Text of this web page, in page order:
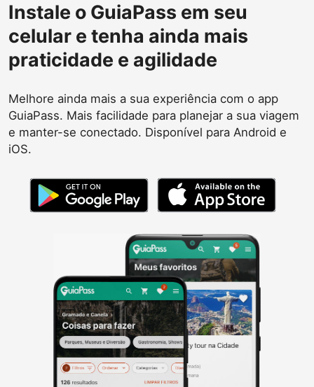
Instale o GuiaPass em seu
celular e tenha ainda mais
praticidade e agilidade
Melhore ainda mais a sua experiência com o app
GuiaPass. Mais facilidade para planejar a sua viagem
e manter-se conectado. Disponível para Android e
iOS.